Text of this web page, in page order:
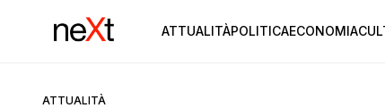
ATTUALITÀPOLITICAECONOMIA
ATTUALITÀ